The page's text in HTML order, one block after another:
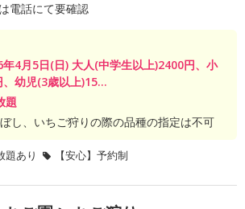
は電話にて要確認
4月5日(日) 大人(中学生以上)2400円、小
幼児(3歳以上)15...
題
し、いちご狩りの際の品種の指定は不可
題あり 【安心】予約制